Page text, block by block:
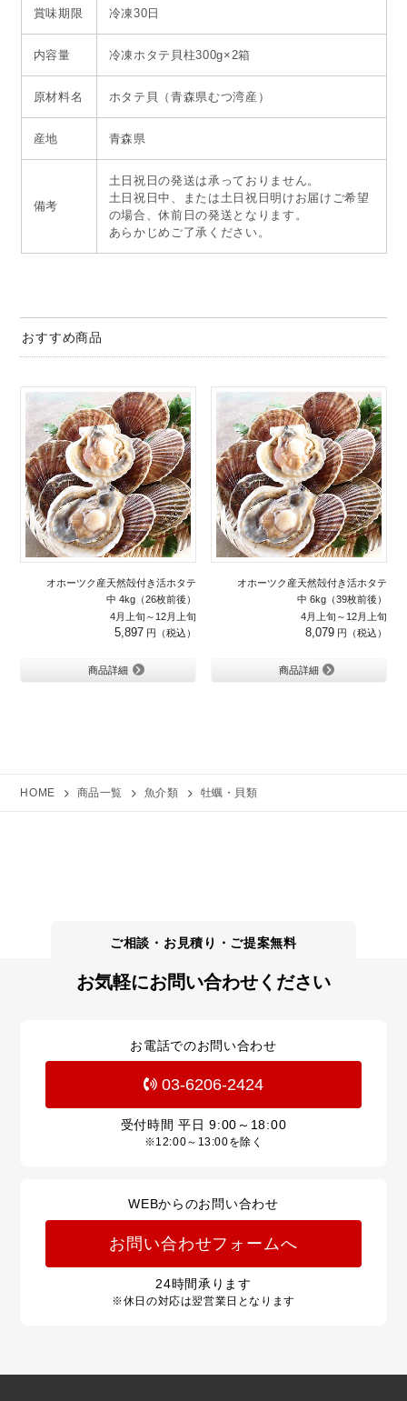
賞味期限 冷凍30日
内容量 冷凍ホタテ貝柱300g×2箱
原材料名 ホタテ貝（青森県むつ湾産）
産地 青森県
備考
土日祝日の発送は承っておりません。
土日祝日中、または土日祝日明けお届けご希望
の場合、休前日の発送となります。
あらかじめご了承ください。
おすすめ商品
オホーツク産天然殻付き活ホタテ
中 4kg（26枚前後）
4月上旬～12月上旬
5,897
商品詳細
オホーツク産天然殻付き活ホタテ
中 6kg（39枚前後）
4月上旬～12月上旬
8,079
商品詳細
HOME 商品一覧 魚介類 牡蠣・貝類
お気軽にお問い合わせください
お電話でのお問い合わせ
03-6206-2424
受付時間 平日9:00～18:00
※12:00～13:00を除く
WEBからのお問い合わせ
お問い合わせフォームへ
24時間承ります
※休日の対応は翌営業日となります